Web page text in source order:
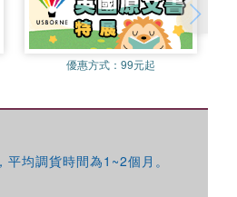
優惠方式：99元起
均調貨時間為1~2個月。